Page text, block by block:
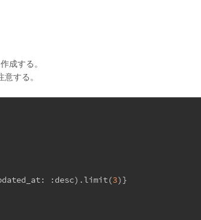
成する。
する。
:desc).limit(3)}